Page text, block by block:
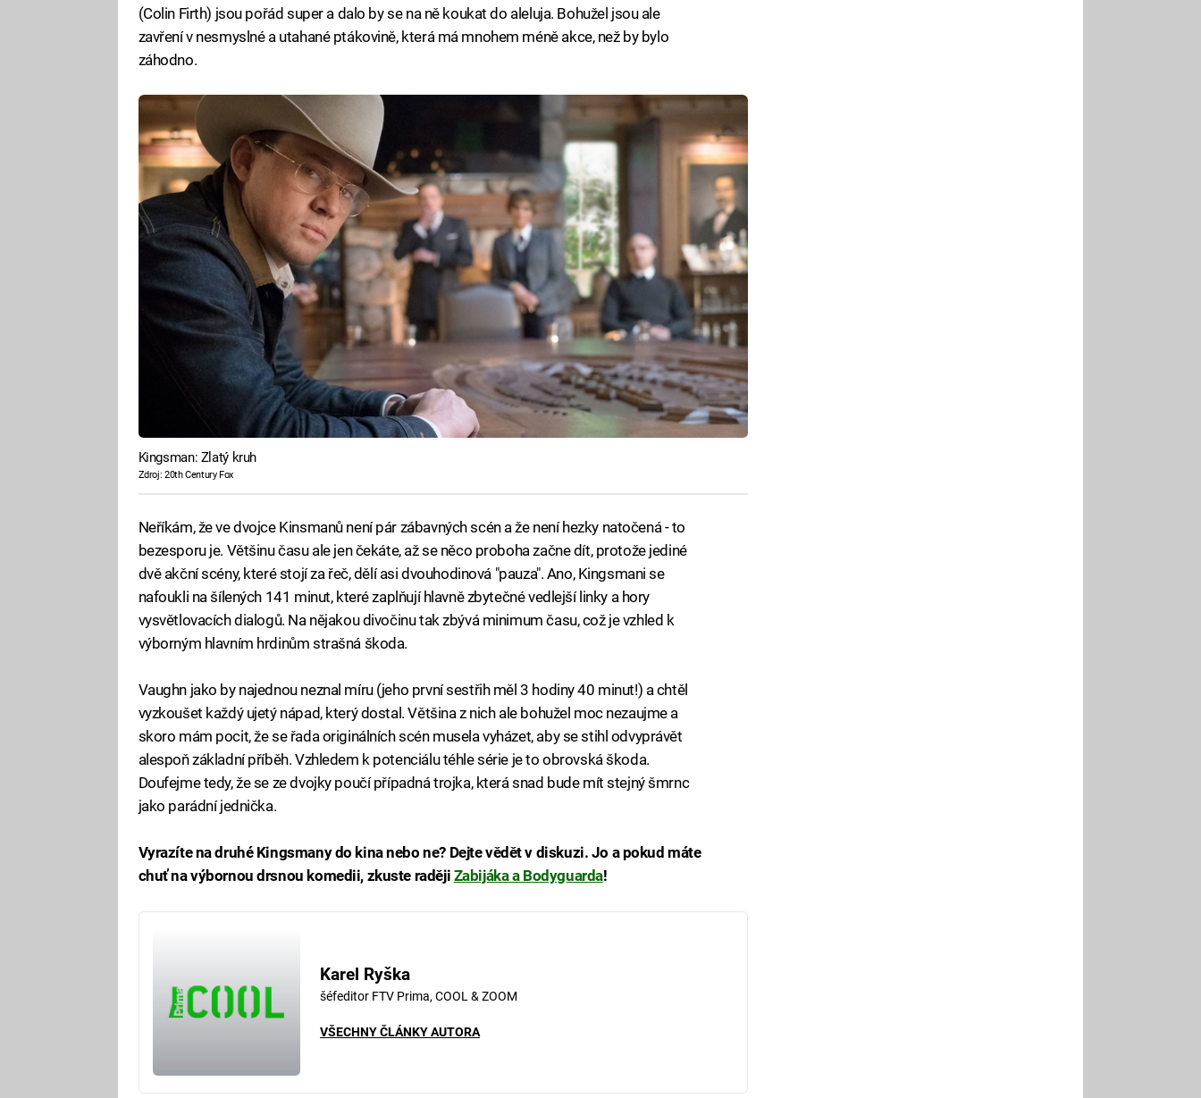
(Colin Firth) jsou pořád super a dalo by se na ně koukat do aleluja. Bohužel jsou ale
zavření v nesmyslné a utahané ptákovině, která má mnohem méně akce, než by bylo
záhodno.
Kingsman: Zlatý kruh
Zdroj: 20th Century Fox
Neříkám, že ve dvojce Kinsmanů není pár zábavných scén a že není hezky natočená - to
bezesporu je. Většinu času ale jen čekáte, až se něco proboha začne dít, protože jediné
dvě akční scény, které stojí za řeč, dělí asi dvouhodinová "pauza". Ano, Kingsmani se
nafoukli na šílených 141 minut, které zaplňují hlavně zbytečné vedlejší linky a hory
vysvětlovacích dialogů. Na nějakou divočinu tak zbývá minimum času, což je vzhled k
výborným hlavním hrdinům strašná škoda.
Vaughn jako by najednou neznal míru (jeho první sestřih měl 3 hodiny 40 minut!) a chtěl
vyzkoušet každý ujetý nápad, který dostal. Většina z nich ale bohužel moc nezaujme a
skoro mám pocit, že se řada originálních scén musela vyházet, aby se stihl odvyprávět
alespoň základní příběh. Vzhledem k potenciálu téhle série je to obrovská škoda.
Doufejme tedy, že se ze dvojky poučí případná trojka, která snad bude mít stejný šmrnc
jako parádní jednička.
Vyrazíte na druhé Kingsmany do kina nebo ne? Dejte vědět v diskuzi. Jo a pokud máte
chuť na výbornou drsnou komedii, zkuste raději Zabijáka a Bodyguarda!
Karel Ryška
šéfeditor FTV Prima, COOL & ZOOM
VŠECHNY ČLÁNKY AUTORA